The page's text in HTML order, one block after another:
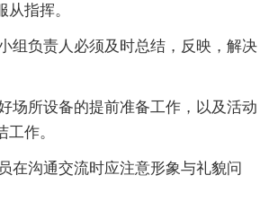
指挥。
负责人必须及时总结，反映，解决
所设备的提前准备工作，以及活动
作。
沟通交流时应注意形象与礼貌问